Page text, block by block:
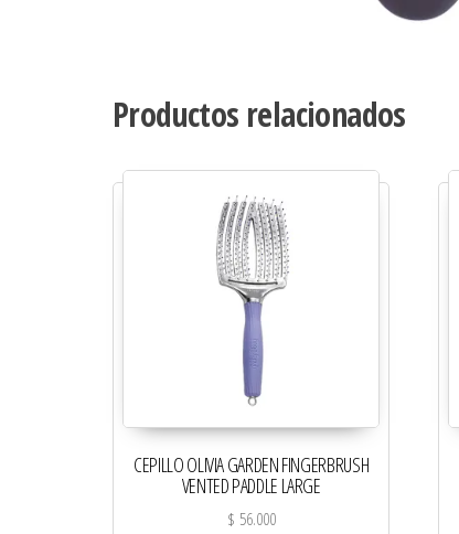
Productos relacionados
CEPILLO OLIVIA GARDEN FINGERBRUSH
VENTED PADDLE LARGE
$ 56.000